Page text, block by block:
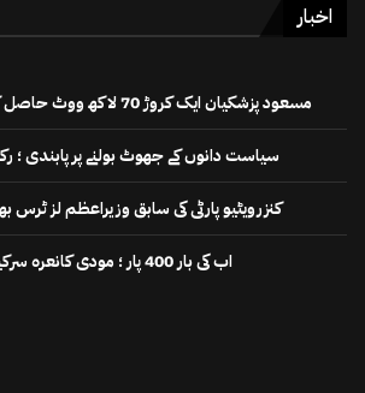
اخبار
مسعود پزشکیان ایک کروڑ 70 لاکھ ووٹ حاصل کرکے ایران کے صدر بن گئے
سیاست دانوں کے جھوٹ بولنے پر پابندی ؛
کنزرویٹیو پارٹی کی سابق وزیراعظم لز
اب کی بار 400 پار ؛ مودی کانعرہ سرکیئر سٹارمر نے پورا کردکھایا